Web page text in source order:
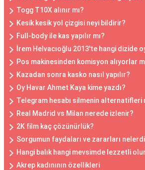
Togg T10X alınır mı?
Kesik kesik yol çizgisi neyi bildirir?
Full-body ile kas yapılır mı?
İrem Helvacıoğlu 2013'te hangi dizide
Pos makinesinden komisyon alıyorlar
Kazadan sonra kasko nasıl yapılır?
Oy Havar Ahmet Kaya kime yazdı?
Telegram hesabı silmenin alternatifleri
Real Madrid vs Milan nerede izlenir?
2K film kaç çözünürlük?
Sorgumun faydaları ve zararları
Hangi balık hangi mevsimde lezzetli
Akrep kadınının özellikleri